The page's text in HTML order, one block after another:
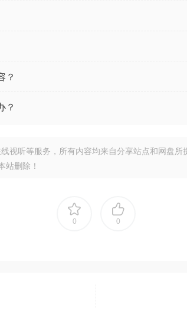
？
？
视听等服务，所有内容均来自分享站点和网盘
站删除！
0 0